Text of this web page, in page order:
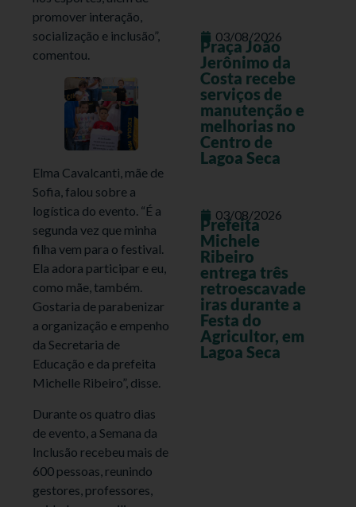
promover interação,
socialização e inclusão”,
comentou.
Elma Cavalcanti, mãe de
Sofia, falou sobre a
logística do evento. “É a
segunda vez que minha
filha vem para o festival.
Ela adora participar e eu,
como mãe, também.
Gostaria de parabenizar
a organização e empenho
da Secretaria de
Educação e da prefeita
Michelle Ribeiro”, disse.
Durante os quatro dias
de evento, a Semana da
Inclusão recebeu mais de
600 pessoas, reunindo
gestores, professores,
03/08/2026
Praça João
Jerônimo da
Costa recebe
serviços de
manutenção e
melhorias no
Centro de
Lagoa Seca
03/08/2026
Prefeita
Michele
Ribeiro
entrega três
retroescavade
iras durante a
Festa do
Agricultor, em
Lagoa Seca